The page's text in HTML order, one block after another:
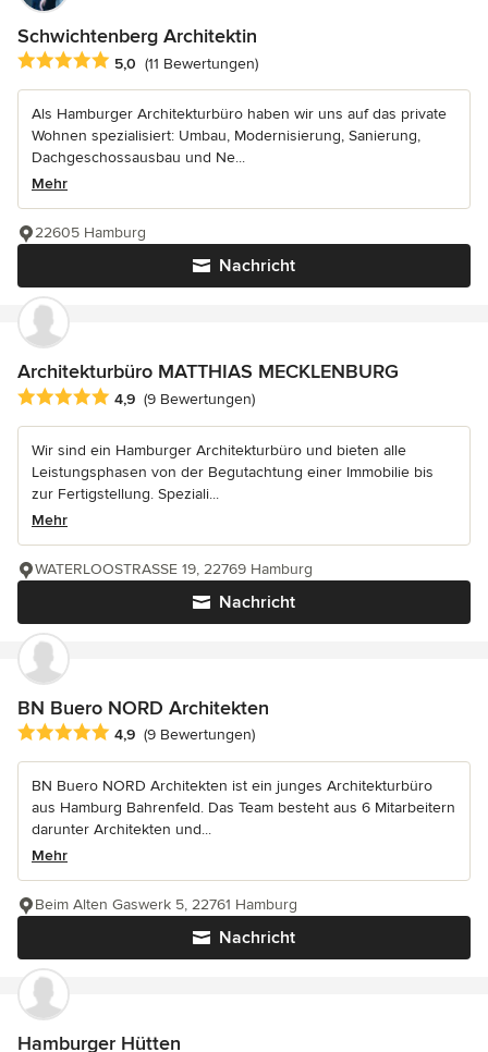
Schwichtenberg Architektin
Durchschnittliche Bewertung: 5 von 5 Sternen
5,0 (11 Bewertungen)
Als Hamburger Architekturbüro haben wir uns auf das private
Wohnen spezialisiert: Umbau, Modernisierung, Sanierung,
Dachgeschossausbau und Ne...
Mehr
Nachricht
22605 Hamburg
Architekturbüro MATTHIAS MECKLENBURG
Durchschnittliche Bewertung: 4.9 von 5 Sternen
4,9 (9 Bewertungen)
Wir sind ein Hamburger Architekturbüro und bieten alle
Leistungsphasen von der Begutachtung einer Immobilie bis
zur Fertigstellung. Speziali...
Mehr
Nachricht
WATERLOOSTRASSE 19, 22769 Hamburg
BN Buero NORD Architekten
Durchschnittliche Bewertung: 4.9 von 5 Sternen
4,9 (9 Bewertungen)
BN Buero NORD Architekten ist ein junges Architekturbüro
aus Hamburg Bahrenfeld. Das Team besteht aus 6 Mitarbeitern
darunter Architekten und...
Mehr
Nachricht
Beim Alten Gaswerk 5, 22761 Hamburg
Hamburger Hütten